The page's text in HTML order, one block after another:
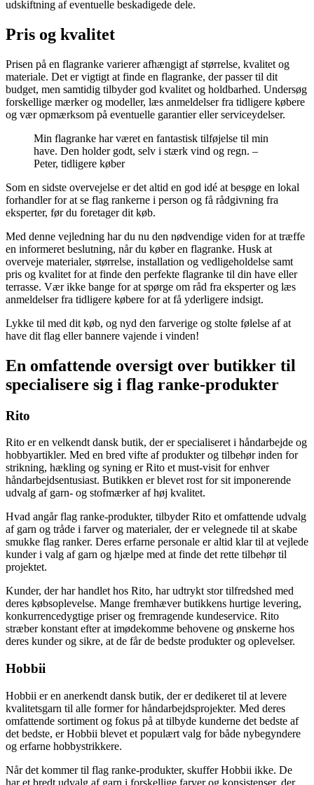
udskiftning af eventuelle beskadigede dele.
Pris og kvalitet
Prisen på en flagranke varierer afhængigt af størrelse, kvalitet og
materiale. Det er vigtigt at finde en flagranke, der passer til dit
budget, men samtidig tilbyder god kvalitet og holdbarhed. Undersøg
forskellige mærker og modeller, læs anmeldelser fra tidligere købere
og vær opmærksom på eventuelle garantier eller serviceydelser.
Min flagranke har været en fantastisk tilføjelse til min
have. Den holder godt, selv i stærk vind og regn. –
Peter, tidligere køber
Som en sidste overvejelse er det altid en god idé at besøge en lokal
forhandler for at se flag rankerne i person og få rådgivning fra
eksperter, før du foretager dit køb.
Med denne vejledning har du nu den nødvendige viden for at træffe
en informeret beslutning, når du køber en flagranke. Husk at
overveje materialer, størrelse, installation og vedligeholdelse samt
pris og kvalitet for at finde den perfekte flagranke til din have eller
terrasse. Vær ikke bange for at spørge om råd fra eksperter og læs
anmeldelser fra tidligere købere for at få yderligere indsigt.
Lykke til med dit køb, og nyd den farverige og stolte følelse af at
have dit flag eller bannere vajende i vinden!
En omfattende oversigt over butikker til
specialisere sig i flag ranke-produkter
Rito
Rito er en velkendt dansk butik, der er specialiseret i håndarbejde og
hobbyartikler. Med en bred vifte af produkter og tilbehør inden for
strikning, hækling og syning er Rito et must-visit for enhver
håndarbejdsentusiast. Butikken er blevet rost for sit imponerende
udvalg af garn- og stofmærker af høj kvalitet.
Hvad angår flag ranke-produkter, tilbyder Rito et omfattende udvalg
af garn og tråde i farver og materialer, der er velegnede til at skabe
smukke flag ranker. Deres erfarne personale er altid klar til at vejlede
kunder i valg af garn og hjælpe med at finde det rette tilbehør til
projektet.
Kunder, der har handlet hos Rito, har udtrykt stor tilfredshed med
deres købsoplevelse. Mange fremhæver butikkens hurtige levering,
konkurrencedygtige priser og fremragende kundeservice. Rito
stræber konstant efter at imødekomme behovene og ønskerne hos
deres kunder og sikre, at de får de bedste produkter og oplevelser.
Hobbii
Hobbii er en anerkendt dansk butik, der er dedikeret til at levere
kvalitetsgarn til alle former for håndarbejdsprojekter. Med deres
omfattende sortiment og fokus på at tilbyde kunderne det bedste af
det bedste, er Hobbii blevet et populært valg for både nybegyndere
og erfarne hobbystrikkere.
Når det kommer til flag ranke-produkter, skuffer Hobbii ikke. De
har et bredt udvalg af garn i forskellige farver og konsistenser, der